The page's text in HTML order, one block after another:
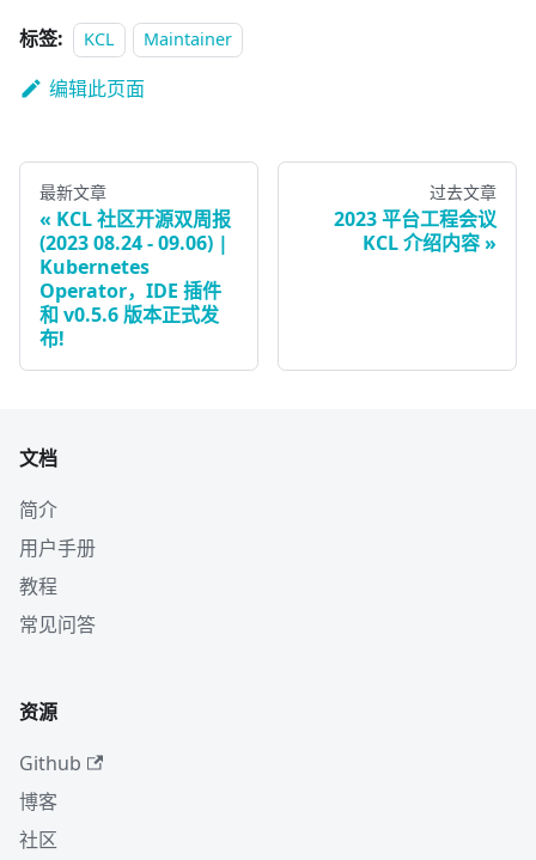
标签: KCL Maintainer
编辑此页面
最新文章
KCL 社区开源双周报
(2023 08.24 - 09.06) |
Kubernetes
Operator，IDE 插件
和 v0.5.6 版本正式发
布!
过去文章
2023 平台工程会议
KCL 介绍内容
文档
简介
用户手册
教程
常见问答
资源
Github
博客
社区